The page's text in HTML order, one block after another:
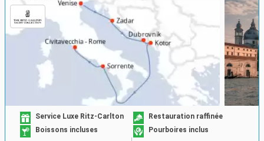
Service Luxe Ritz-Carlton
Restauration raffinée
Boissons incluses
Pourboires inclus